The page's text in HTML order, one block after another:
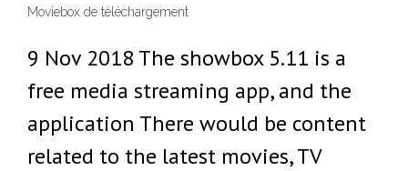
Moviebox de téléchargement
9 Nov 2018 The showbox 5.11 is a
free media streaming app, and the
application There would be content
related to the latest movies, TV